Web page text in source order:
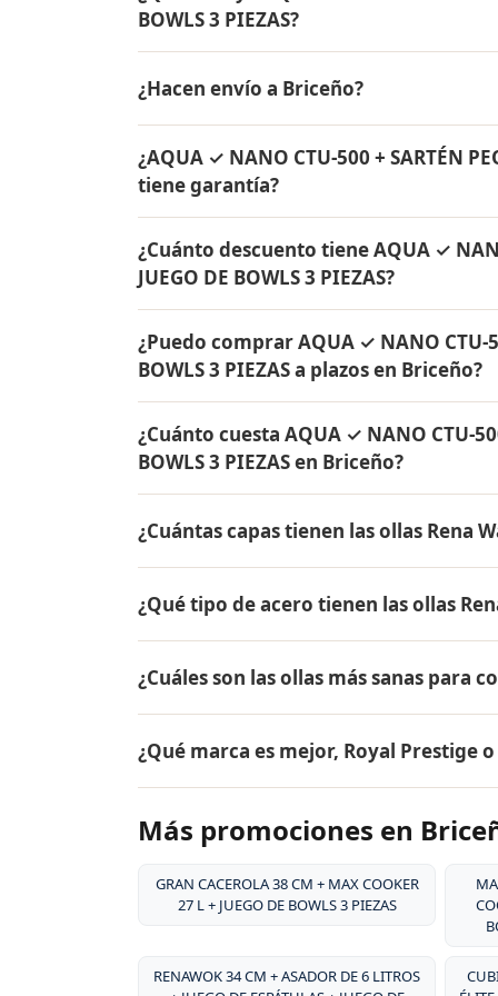
BOWLS 3 PIEZAS?
de agua Rena Ware + Bowls Rena Ware +
originales Rena Ware con garantía de por
¿Hacen envío a Briceño?
BOWLS 3 PIEZAS a Briceño, Boyacá y a
¿AQUA ✓ NANO CTU-500 + SARTÉN
tiene garantía?
JUEGO DE BOWLS 3 PIEZAS tienen
originales Rena Ware fabricados en acero
¿Cuánto descuento tiene AQUA ✓
JUEGO DE BOWLS 3 PIEZAS?
de descuento. Contáctame por
Colombia.
¿Puedo comprar AQUA ✓ NANO CTU-
BOWLS 3 PIEZAS a plazos en Briceño?
PIEZAS con solo el 10% de inicial y pagar
todo Colombia.
¿Cuánto cuesta AQUA ✓ NANO CTU-
BOWLS 3 PIEZAS en Briceño?
el mismo en todo Colombia. Contáctame
Briceño.
¿Cuántas capas tienen las ollas Rena
18/10, dos capas de aleación de aluminio
aluminio puro. Este diseño permite
alimentos.
¿Qué tipo de acero tienen las ollas
tipo de acero es resistente a la corrosión,
y es extremadamente duradero. Por eso
¿Cuáles son las ollas más sanas para
liberan sustancias tóxicas, no reaccionan
grasa, conservando hasta el 98% de los
¿Qué marca es mejor, Royal Prestige o
desde 1941, su acero inoxidable
patentado, y su garantía de por vida.
la durabilidad excepcional de sus
Más promociones en
GRAN CACEROLA 38 CM + MAX COOKER
27 L + JUEGO DE BOWLS 3 PIEZAS
RENAWOK 34 CM + ASADOR DE 6 LITROS